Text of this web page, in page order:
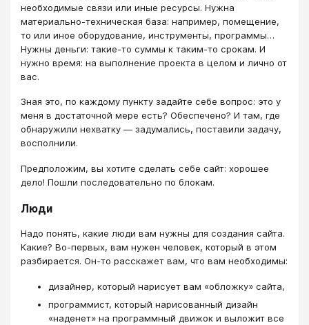
необходимые связи или иные ресурсы. Нужна
материально-техническая база: например, помещение,
то или иное оборудование, инструменты, программы…
Нужны деньги: такие-то суммы к таким-то срокам. И
нужно время: на выполнение проекта в целом и лично от
вас.
Зная это, по каждому пункту задайте себе вопрос: это у
меня в достаточной мере есть? Обеспечено? И там, где
обнаружили нехватку — задумались, поставили задачу,
восполнили.
Предположим, вы хотите сделать себе сайт: хорошее
дело! Пошли последовательно по блокам.
Люди
Надо понять, какие люди вам нужны для создания сайта.
Какие? Во-первых, вам нужен человек, который в этом
разбирается. Он-то расскажет вам, что вам необходимы:
дизайнер, который нарисует вам «обложку» сайта,
программист, который нарисованный дизайн
«наденет» на программный движок и выложит все